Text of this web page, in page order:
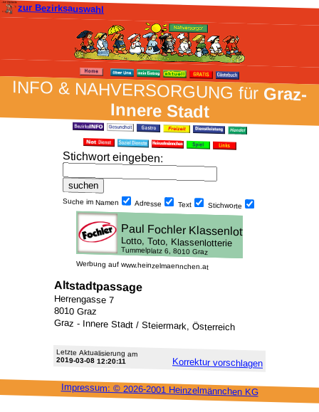
zur Bezirksauswahl
INFO & NAH­VER­SORG­UNG fürGraz-
Innere Stadt
Stich­wort ein­geben:
Suche im Namen Adresse Text Stich­worte
Werbung auf www.heinzelmaennchen.at
Altstadtpassage
Herrengasse 7
8010 Graz
Graz - Innere Stadt / Steiermark, Österreich
Letzte Aktu­alisie­rung am
2019-03-08 12:20:11 Korrektur vor­schlagen
Impressum: © 2026-2001 Heinzel­männchen KG